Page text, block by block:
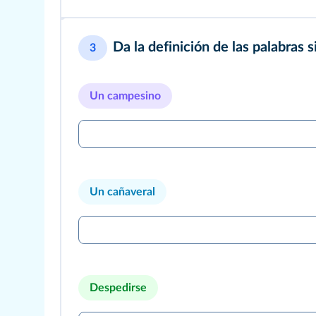
3 Da la definición de las palabras
Un campesino
Un cañaveral
Despedirse